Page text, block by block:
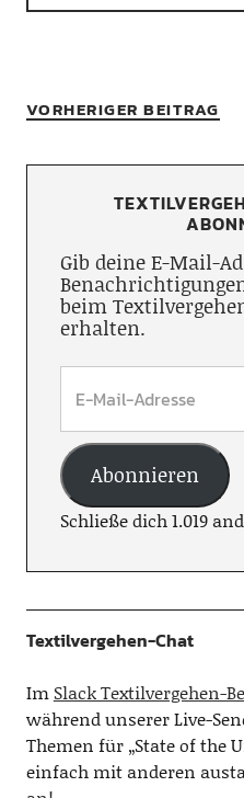
VORHERIGER BEITRAG
Gib deine E-Mail-
beim
erhalten.
Abonnieren
Schließe dich 1.019
Textilvergehen-Chat
Im Slack Textilvergehen-
während unserer Live-
Themen für „State of the
einfach mit anderen